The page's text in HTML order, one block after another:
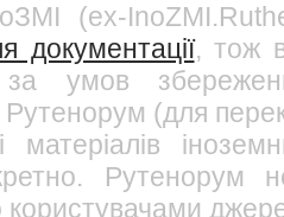
(ex-
документації, тож
умов
Рутенорум (для
матеріалів
Рутенорум
користувачами